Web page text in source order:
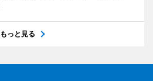
もっと見る